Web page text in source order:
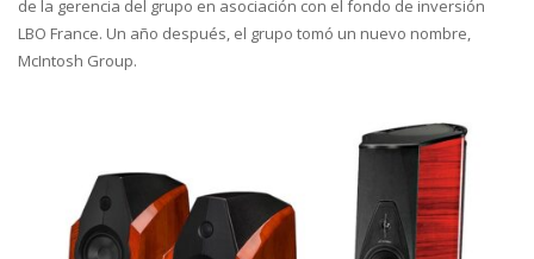
de la gerencia del grupo en asociación con el fondo de inversión
LBO France. Un año después, el grupo tomó un nuevo nombre,
McIntosh Group.